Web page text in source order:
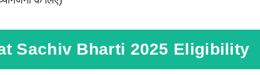
Sachiv Bharti 2025 Eligibility